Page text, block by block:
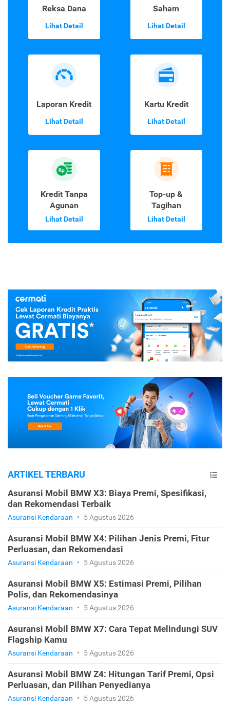
Reksa Dana
Lihat Detail
Saham
Lihat Detail
Laporan Kredit
Lihat Detail
Kartu Kredit
Lihat Detail
Kredit Tanpa
Agunan
Lihat Detail
Top-up &
Tagihan
Lihat Detail
ARTIKEL TERBARU
Asuransi Mobil BMW X3: Biaya Premi, Spesifikasi,
dan Rekomendasi Terbaik
Asuransi Kendaraan • 5 Agustus 2026
Asuransi Mobil BMW X4: Pilihan Jenis Premi, Fitur
Perluasan, dan Rekomendasi
Asuransi Kendaraan • 5 Agustus 2026
Asuransi Mobil BMW X5: Estimasi Premi, Pilihan
Polis, dan Rekomendasinya
Asuransi Kendaraan • 5 Agustus 2026
Asuransi Mobil BMW X7: Cara Tepat Melindungi SUV
Flagship Kamu
Asuransi Kendaraan • 5 Agustus 2026
Asuransi Mobil BMW Z4: Hitungan Tarif Premi, Opsi
Perluasan, dan Pilihan Penyedianya
Asuransi Kendaraan • 5 Agustus 2026